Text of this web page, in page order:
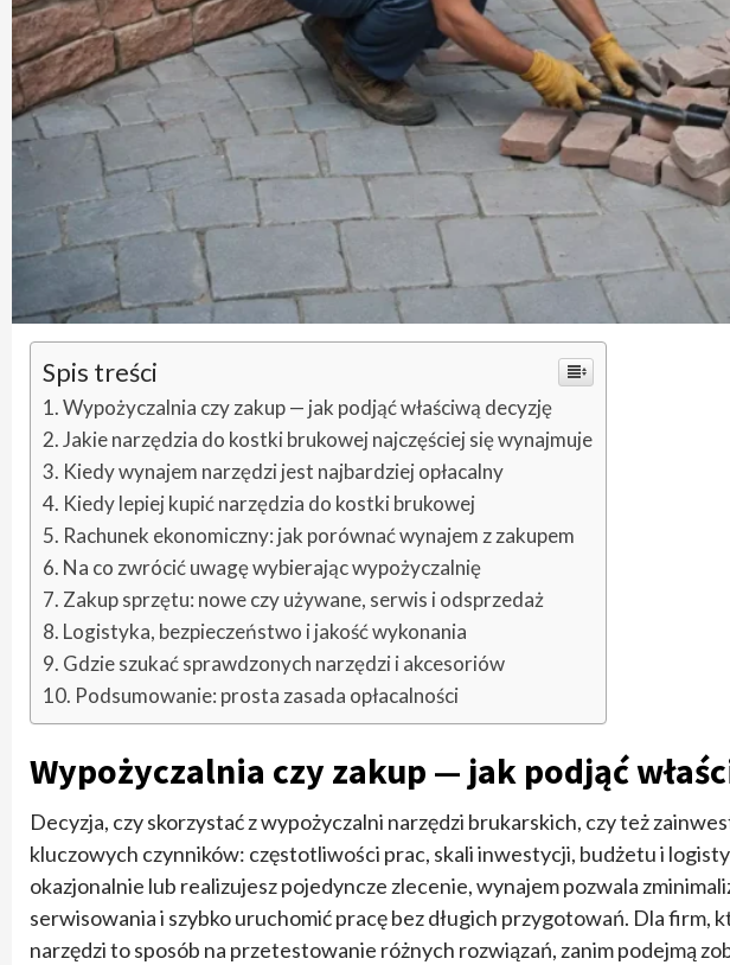
Spis treści
Wypożyczalnia czy zakup — jak podjąć właściwą decyzję
Jakie narzędzia do kostki brukowej najczęściej się wynajmuje
Kiedy wynajem narzędzi jest najbardziej opłacalny
Kiedy lepiej kupić narzędzia do kostki brukowej
Rachunek ekonomiczny: jak porównać wynajem z zakupem
Na co zwrócić uwagę wybierając wypożyczalnię
Zakup sprzętu: nowe czy używane, serwis i odsprzedaż
Logistyka, bezpieczeństwo i jakość wykonania
Gdzie szukać sprawdzonych narzędzi i akcesoriów
Podsumowanie: prosta zasada opłacalności
Wypożyczalnia czy zakup — jak podjąć
Decyzja, czy skorzystać z wypożyczalni narzędzi brukarskich, czy też
kluczowych czynników: częstotliwości prac, skali inwestycji, budżetu i
okazjonalnie lub realizujesz pojedyncze zlecenie, wynajem pozwala
serwisowania i szybko uruchomić pracę bez długich przygotowań. Dla firm,
narzędzi to sposób na przetestowanie różnych rozwiązań, zanim podejmą